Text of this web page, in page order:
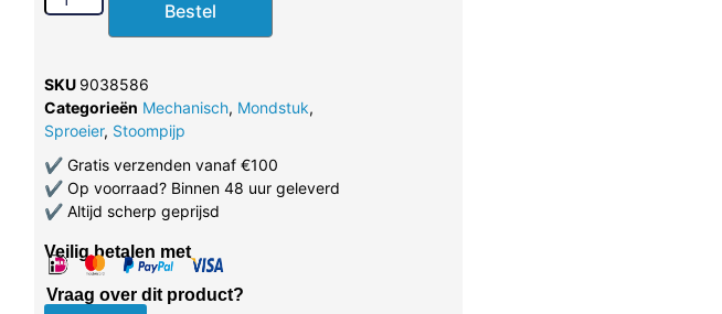
Bestel
SKU 9038586
Categorieën Mechanisch, Mondstuk,
Sproeier, Stoompijp
✔Gratis verzenden vanaf €100
✔Op voorraad? Binnen 48 uur geleverd
✔Altijd scherp geprijsd
Veilig betalen met
Vraag over dit product?